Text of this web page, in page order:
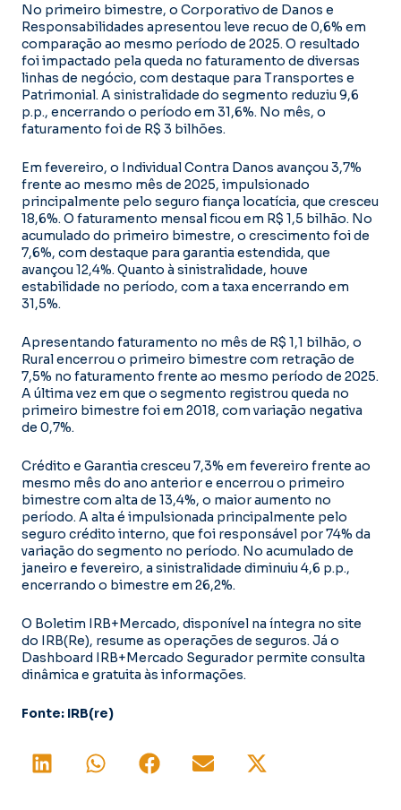
No primeiro bimestre, o Corporativo de Danos e
Responsabilidades apresentou leve recuo de 0,6% em
comparação ao mesmo período de 2025. O resultado
foi impactado pela queda no faturamento de diversas
linhas de negócio, com destaque para Transportes e
Patrimonial. A sinistralidade do segmento reduziu 9,6
p.p., encerrando o período em 31,6%. No mês, o
faturamento foi de R$ 3 bilhões.
Em fevereiro, o Individual Contra Danos avançou 3,7%
frente ao mesmo mês de 2025, impulsionado
principalmente pelo seguro fiança locatícia, que cresceu
18,6%. O faturamento mensal ficou em R$ 1,5 bilhão. No
acumulado do primeiro bimestre, o crescimento foi de
7,6%, com destaque para garantia estendida, que
avançou 12,4%. Quanto à sinistralidade, houve
estabilidade no período, com a taxa encerrando em
31,5%.
Apresentando faturamento no mês de R$ 1,1 bilhão, o
Rural encerrou o primeiro bimestre com retração de
7,5% no faturamento frente ao mesmo período de 2025.
A última vez em que o segmento registrou queda no
primeiro bimestre foi em 2018, com variação negativa
de 0,7%.
Crédito e Garantia cresceu 7,3% em fevereiro frente ao
mesmo mês do ano anterior e encerrou o primeiro
bimestre com alta de 13,4%, o maior aumento no
período. A alta é impulsionada principalmente pelo
seguro crédito interno, que foi responsável por 74% da
variação do segmento no período. No acumulado de
janeiro e fevereiro, a sinistralidade diminuiu 4,6 p.p.,
encerrando o bimestre em 26,2%.
O Boletim IRB+Mercado, disponível na íntegra no site
do IRB(Re), resume as operações de seguros. Já o
Dashboard IRB+Mercado Segurador permite consulta
dinâmica e gratuita às informações.
Fonte: IRB(re)